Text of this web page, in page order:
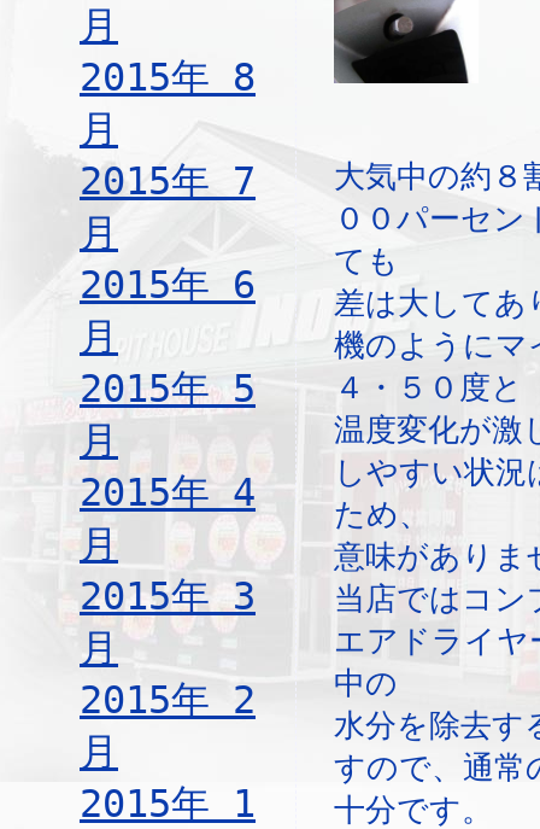
月
2015年 8
月
2015年 7
月
2015年 6
月
2015年 5
月
2015年 4
月
2015年 3
月
2015年 2
月
2015年 1
大気中の約８
００パーセ
ても
差は大してあ
機のようにマ
４・５０度と
温度変化が激
しやすい状
ため、
意味がありま
当店ではコン
エアドライヤ
中の
水分を除去す
すので、通常
十分です。